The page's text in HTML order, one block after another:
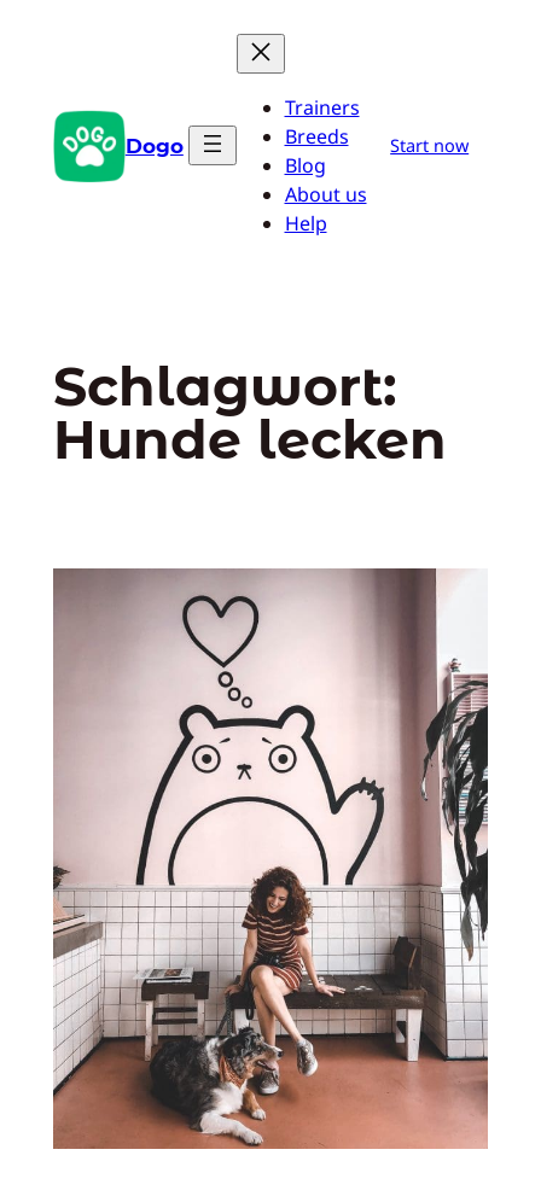
Dogo
Trainers
Breeds
Blog
About us
Help
Start now
Schlagwort:
Hunde lecken